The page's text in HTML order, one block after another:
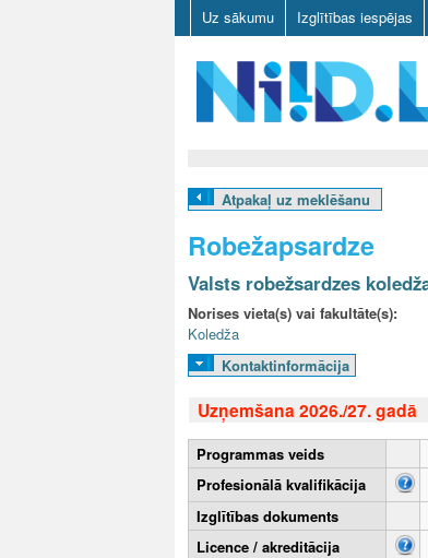
Uz sākumu Izglītības iespējas
D
L
Atpakaļ uz meklēšanu
Robežapsardze
Valsts robežsardzes
Norises vieta(s) vai fakultāte(s):
Koledža
Kontaktinformācija
Uzņemšana 2026./27. gadā
Programmas veids
Profesionālā kvalifikācija
Izglītības dokuments
Licence / akreditācija